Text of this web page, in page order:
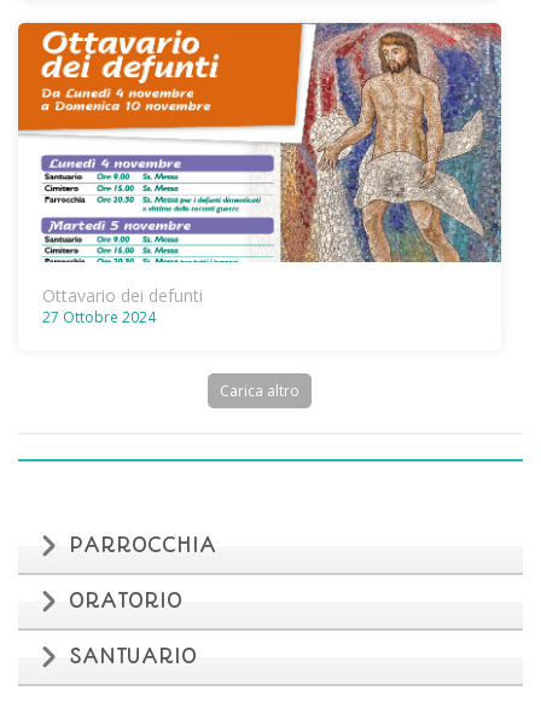
Ottavario dei defunti
27 Ottobre 2024
Carica altro
PARROCCHIA
ORATORIO
SANTUARIO